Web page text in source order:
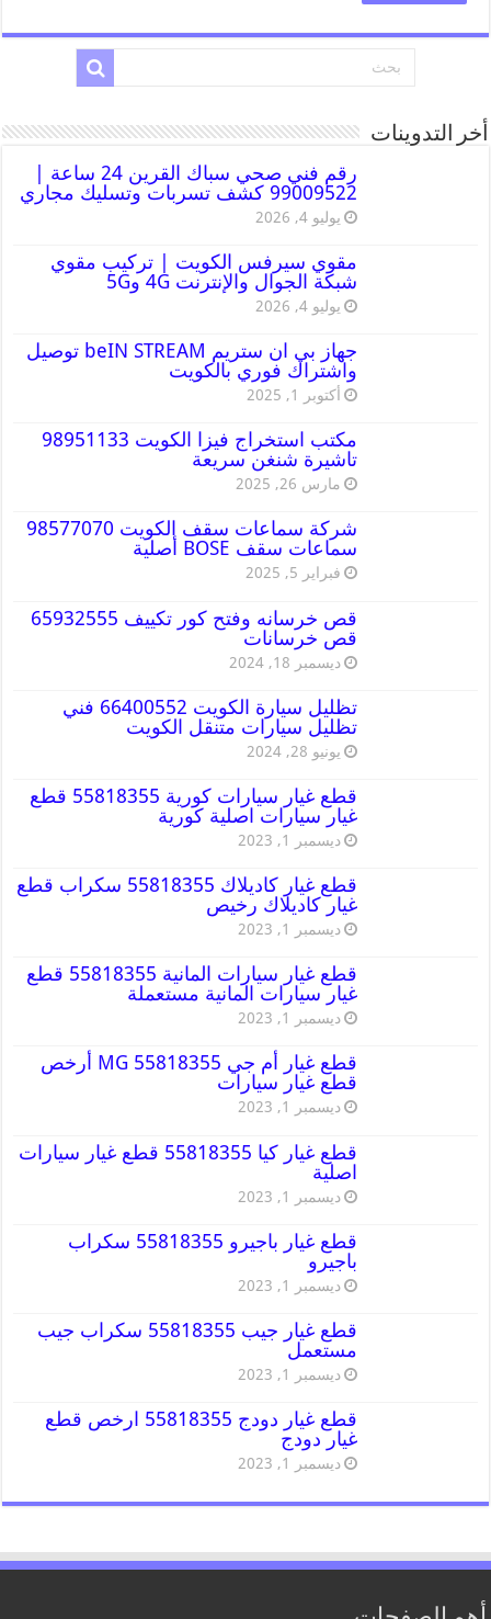
أخر التدوينات
رقم فني صحي سباك القرين 24 ساعة |
99009522 كشف تسربات وتسليك مجاري
يوليو 4, 2026
مقوي سيرفس الكويت | تركيب مقوي
شبكة الجوال والإنترنت 4G و5G
يوليو 4, 2026
جهاز بي ان ستريم beIN STREAM توصيل
واشتراك فوري بالكويت
أكتوبر 1, 2025
مكتب استخراج فيزا الكويت 98951133
تاشيرة شنغن سريعة
مارس 26, 2025
شركة سماعات سقف الكويت 98577070
سماعات سقف BOSE أصلية
فبراير 5, 2025
قص خرسانه وفتح كور تكييف 65932555
قص خرسانات
ديسمبر 18, 2024
تظليل سيارة الكويت 66400552 فني
تظليل سيارات متنقل الكويت
يونيو 28, 2024
قطع غيار سيارات كورية 55818355 قطع
غيار سيارات اصلية كورية
ديسمبر 1, 2023
قطع غيار كاديلاك 55818355 سكراب قطع
غيار كاديلاك رخيص
ديسمبر 1, 2023
قطع غيار سيارات المانية 55818355 قطع
غيار سيارات المانية مستعملة
ديسمبر 1, 2023
قطع غيار أم جي MG 55818355 أرخص
قطع غيار سيارات
ديسمبر 1, 2023
قطع غيار كيا 55818355 قطع غيار سيارات
اصلية
ديسمبر 1, 2023
قطع غيار باجيرو 55818355 سكراب
باجيرو
ديسمبر 1, 2023
قطع غيار جيب 55818355 سكراب جيب
مستعمل
ديسمبر 1, 2023
قطع غيار دودج 55818355 ارخص قطع
غيار دودج
ديسمبر 1, 2023